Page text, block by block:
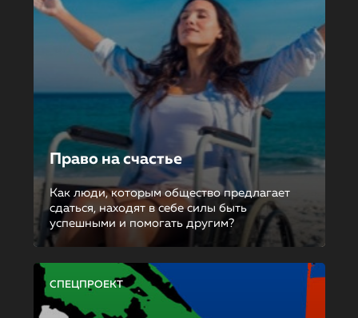
Право на счастье
Как люди, которым общество предлагает
сдаться, находят в себе силы быть
успешными и помогать другим?
СПЕЦПРОЕКТ